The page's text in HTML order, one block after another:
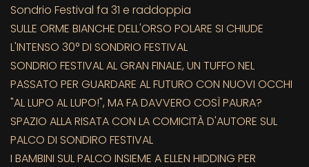
Sondrio Festival fa 31 e raddoppia
SULLE ORME BIANCHE DELL'ORSO POLARE SI CHIUDE
L'INTENSO 30° DI SONDRIO FESTIVAL
SONDRIO FESTIVAL AL GRAN FINALE, UN TUFFO NEL
PASSATO PER GUARDARE AL FUTURO CON NUOVI OCCHI
"AL LUPO AL LUPO!", MA FA DAVVERO COSÌ PAURA?
SPAZIO ALLA RISATA CON LA COMICITÀ D'AUTORE SUL
PALCO DI SONDIRO FESTIVAL
I BAMBINI SUL PALCO INSIEME A ELLEN HIDDING PER